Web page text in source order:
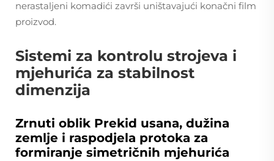
nerastaljeni komadići završi uništavajući konačni film
proizvod.
Sistemi za kontrolu strojeva i
mjehurića za stabilnost
dimenzija
Zrnuti oblik Prekid usana, dužina
zemlje i raspodjela protoka za
formiranje simetričnih mjehurića